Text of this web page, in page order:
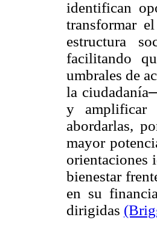
identifican
transformar
estructura
facilitando
umbrales de
la ciudadanía
y amplificar
abordarlas,
mayor
orientaciones
bienestar
en su
dirigidas